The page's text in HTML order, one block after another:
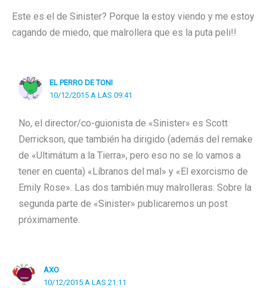
Este es el de Sinister? Porque la estoy viendo y me estoy
cagando de miedo, que malrollera que es la puta peli!!
EL PERRO DE TONI
10/12/2015 A LAS 09:41
No, el director/co-guionista de «Sinister» es Scott
Derrickson, que también ha dirigido (además del remake
de «Ultimátum a la Tierra», pero eso no se lo vamos a
tener en cuenta) «Líbranos del mal» y «El exorcismo de
Emily Rose». Las dos también muy malrolleras. Sobre la
segunda parte de «Sinister» publicaremos un post
próximamente.
AXO
10/12/2015 A LAS 21:11